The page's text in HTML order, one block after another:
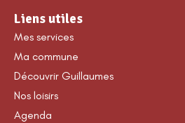
Liens utiles
Mes services
Ma commune
Découvrir Guillaumes
Nos loisirs
Agenda